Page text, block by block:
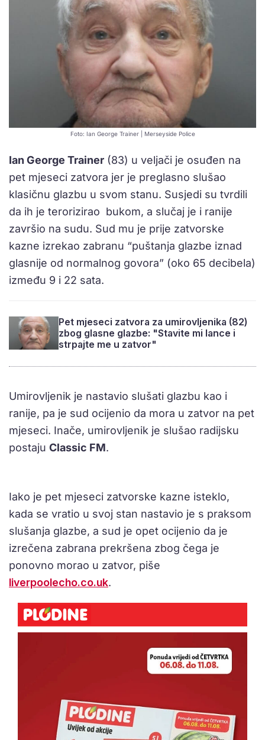
Foto: Ian George Trainer | Merseyside Police
Ian George Trainer (83) u veljači je osuđen na
pet mjeseci zatvora jer je preglasno slušao
klasičnu glazbu u svom stanu. Susjedi su tvrdili
da ih je terorizirao bukom, a slučaj je i ranije
završio na sudu. Sud mu je prije zatvorske
kazne izrekao zabranu “puštanja glazbe iznad
glasnije od normalnog govora” (oko 65 decibela)
između 9 i 22 sata.
Pet mjeseci zatvora za umirovljenika (82)
zbog glasne glazbe: "Stavite mi lance i
strpajte me u zatvor"
Umirovljenik je nastavio slušati glazbu kao i
ranije, pa je sud ocijenio da mora u zatvor na pet
mjeseci. Inače, umirovljenik je slušao radijsku
postaju Classic FM.
Iako je pet mjeseci zatvorske kazne isteklo,
kada se vratio u svoj stan nastavio je s praksom
slušanja glazbe, a sud je opet ocijenio da je
izrečena zabrana prekršena zbog čega je
ponovno morao u zatvor, piše
liverpoolecho.co.uk.